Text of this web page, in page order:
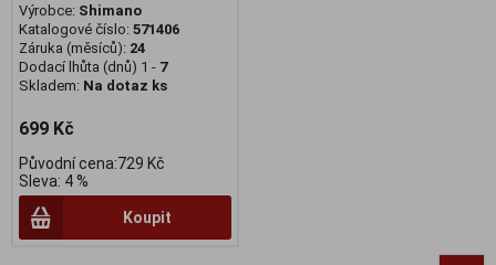
Výrobce: Shimano
Katalogové číslo: 571406
Záruka (měsíců): 24
Dodací lhůta (dnů) 1 - 7
Skladem: Na dotaz ks
699 Kč
Původní cena:729 Kč
Sleva: 4 %
Koupit